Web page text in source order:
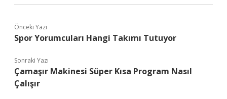
Önceki Yazı
Spor Yorumcuları Hangi Takımı Tutuyor
Sonraki Yazı
Çamaşır Makinesi Süper Kısa Program Nasıl
Çalışır